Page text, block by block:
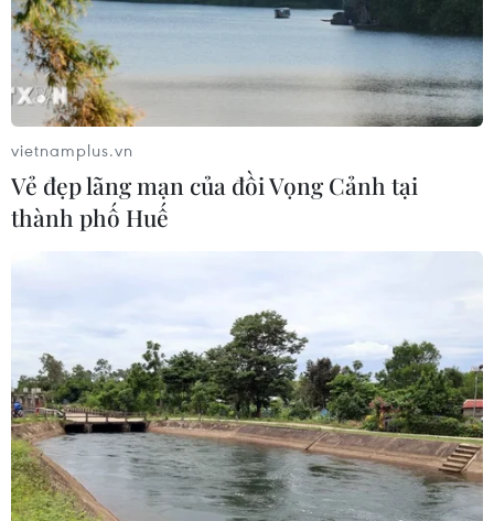
Trung Quốc vận hành giàn phát điện
gió nổi đầu tiên chịu được bão cấp 17
06/08/2026 11:20
Cao điểm "100 ngày chuyển đổi số":
Chuyển động từ cơ sở
Israel và Việt Nam hợp tác trong
ngành bán dẫn và công nghệ cao
06/08/2026 09:40
vietnamplus.vn
Vẻ đẹp lãng mạn của đồi Vọng Cảnh tại
thành phố Huế